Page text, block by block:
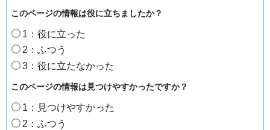
このページの情報は役に立ちましたか？
1：役に立った
2：ふつう
3：役に立たなかった
このページの情報は見つけやすかったですか？
1：見つけやすかった
2：ふつう